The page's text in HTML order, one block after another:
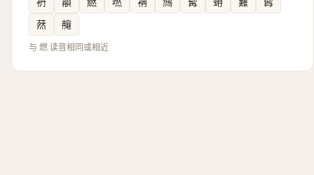
䔳
䶲
与 燃 读音相同或相近